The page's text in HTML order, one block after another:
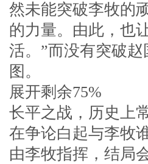
然未能突破李牧的
的力量。由此，也
活。”而没有突破
图。
展开剩余75%
长平之战，历史上
在争论白起与李牧
由李牧指挥，结局